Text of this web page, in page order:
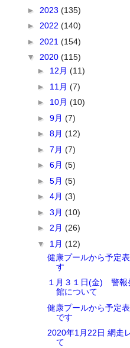
► 2023(135)
►2022(140)
► 2021(154)
▼2020(115)
► 12月(11)
► 11月(7)
► 10月(10)
►9月(7)
►8月(12)
►7月(7)
►6月(5)
►5月(5)
►4月(3)
►3月(10)
►2月(26)
▼ 1月(12)
健康プールから予定
す
１月３１日(金) 警報
館について
健康プールから予定
です
2020年1月22日 網走
て